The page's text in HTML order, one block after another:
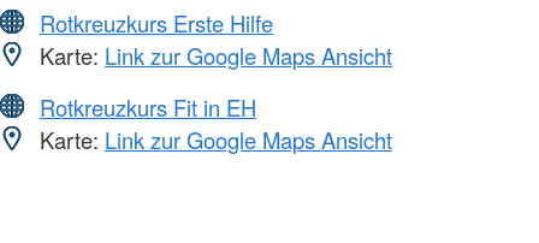
Rotkreuzkurs Erste Hilfe
Karte: Link zur Google Maps Ansicht
Rotkreuzkurs Fit in EH
Karte: Link zur Google Maps Ansicht